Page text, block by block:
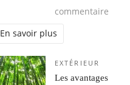
commentaire
En savoir plus
EXTÉRIEUR
Les avantages